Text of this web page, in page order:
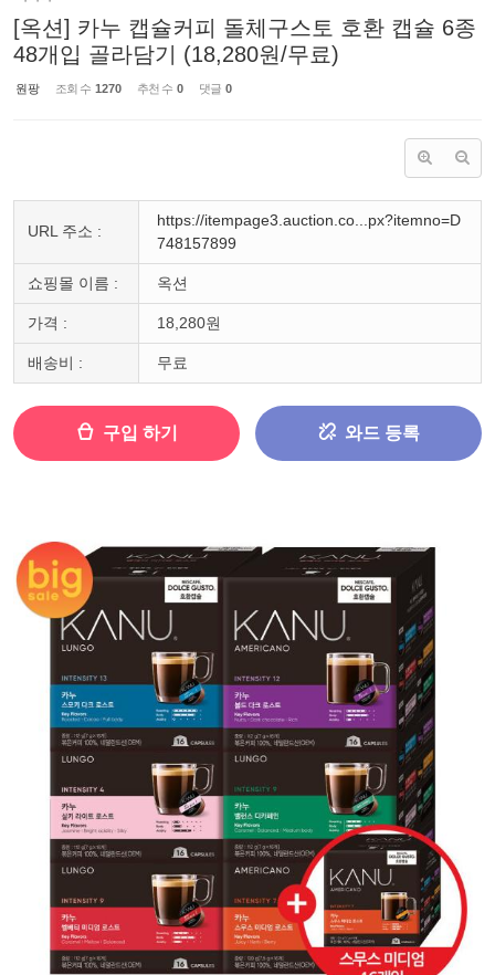
[옥션] 카누 캡슐커피 돌체구스토 호환 캡슐 6종
48개입 골라담기 (18,280원/무료)
원팡 조회 수 1270 추천 수 0 댓글 0
URL 주소 :
https://itempage3.auction.co...px?itemno=D
748157899
쇼핑몰 이름 : 옥션
가격 : 18,280원
배송비 : 무료
구입 하기 와드 등록